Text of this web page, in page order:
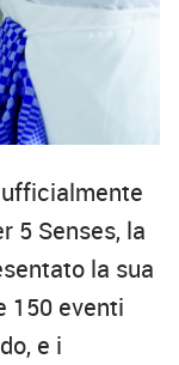
5 Senses, la
la sua
150 eventi
e i